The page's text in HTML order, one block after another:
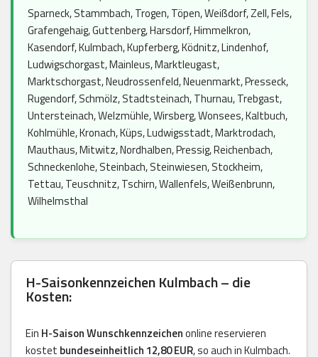
Sparneck, Stammbach, Trogen, Töpen, Weißdorf, Zell, Fels,
Grafengehaig, Guttenberg, Harsdorf, Himmelkron,
Kasendorf, Kulmbach, Kupferberg, Ködnitz, Lindenhof,
Ludwigschorgast, Mainleus, Marktleugast,
Marktschorgast, Neudrossenfeld, Neuenmarkt, Presseck,
Rugendorf, Schmölz, Stadtsteinach, Thurnau, Trebgast,
Untersteinach, Welzmühle, Wirsberg, Wonsees, Kaltbuch,
Kohlmühle, Kronach, Küps, Ludwigsstadt, Marktrodach,
Mauthaus, Mitwitz, Nordhalben, Pressig, Reichenbach,
Schneckenlohe, Steinbach, Steinwiesen, Stockheim,
Tettau, Teuschnitz, Tschirn, Wallenfels, Weißenbrunn,
Wilhelmsthal
H-Saisonkennzeichen Kulmbach – die
Kosten:
Ein H-Saison Wunschkennzeichenonline reservieren
kostet bundeseinheitlich 12,80 EUR, so auch in Kulmbach.